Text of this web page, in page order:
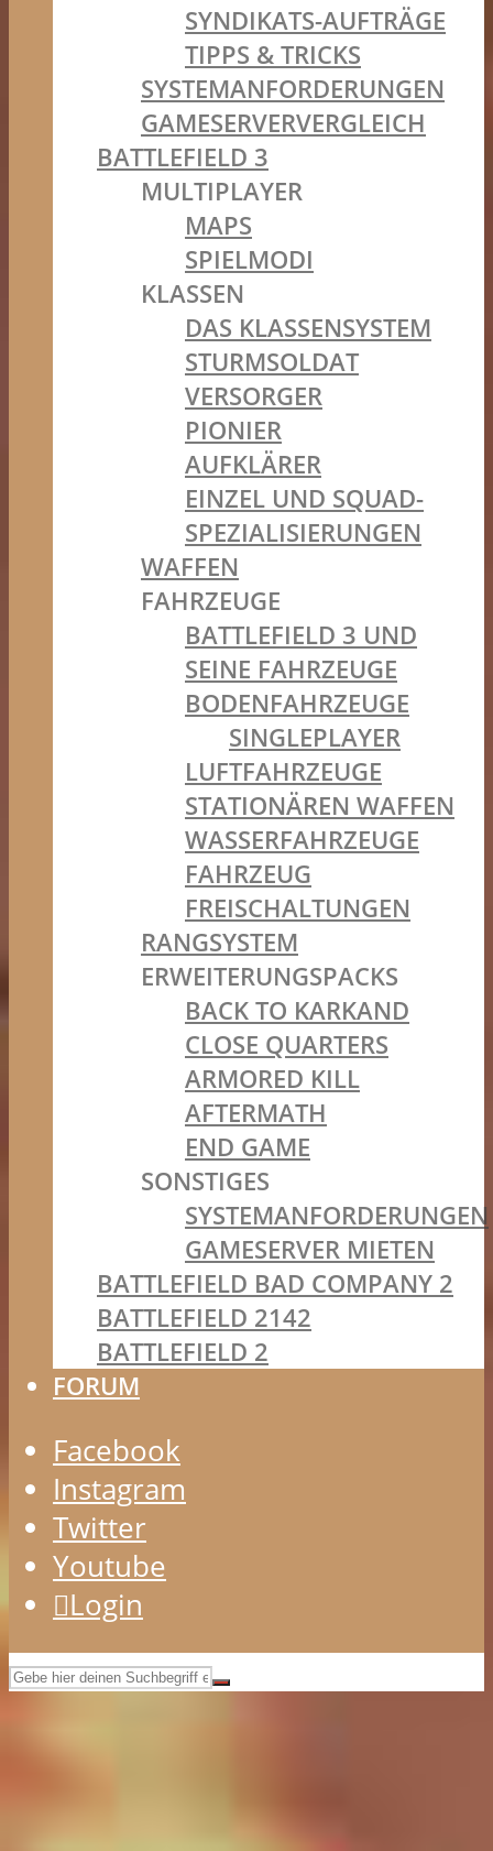
SYNDIKATS-AUFTRÄGE
TIPPS & TRICKS
SYSTEMANFORDERUNGEN
GAMESERVERVERGLEICH
BATTLEFIELD 3
MULTIPLAYER
MAPS
SPIELMODI
KLASSEN
DAS KLASSENSYSTEM
STURMSOLDAT
VERSORGER
PIONIER
AUFKLÄRER
EINZEL UND SQUAD-
SPEZIALISIERUNGEN
WAFFEN
FAHRZEUGE
BATTLEFIELD 3 UND
SEINE FAHRZEUGE
BODENFAHRZEUGE
SINGLEPLAYER
LUFTFAHRZEUGE
STATIONÄREN WAFFEN
WASSERFAHRZEUGE
FAHRZEUG
FREISCHALTUNGEN
RANGSYSTEM
ERWEITERUNGSPACKS
BACK TO KARKAND
CLOSE QUARTERS
ARMORED KILL
AFTERMATH
END GAME
SONSTIGES
SYSTEMANFORDERUNGEN
GAMESERVER MIETEN
BATTLEFIELD BAD COMPANY 2
BATTLEFIELD 2142
BATTLEFIELD 2
FORUM
Facebook
Instagram
Twitter
Youtube
Login